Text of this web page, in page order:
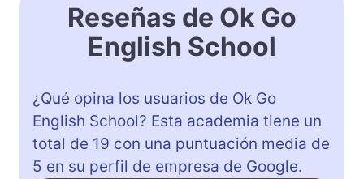
Reseñas de Ok Go
English School
¿Qué opina los usuarios de Ok Go
English School? Esta academia tiene un
total de 19 con una puntuación media de
5 en su perfil de empresa de Google.